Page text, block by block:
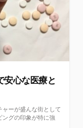
安心な医療と
ーが盛んな街として
グの印象が特に強